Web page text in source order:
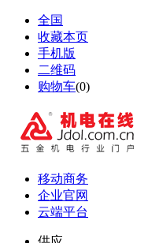
全国
收藏本页
手机版
二维码
购物车(0)
移动商务
企业官网
云端平台